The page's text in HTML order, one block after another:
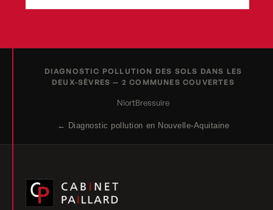
DIAGNOSTIC POLLUTION DES SOLS DANS LES
DEUX-SÈVRES — 2 COMMUNES COUVERTES
NiortBressuire
← Diagnostic pollution en Nouvelle-Aquitaine